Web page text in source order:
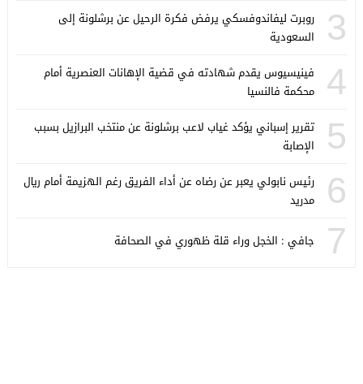
3
روبرت ليفاندوفسكي يرفض فكرة الرحيل عن برشلونة إلى
السعودية
4
فينيسيوس يقدم شهادته في قضية الإهانات العنصرية أمام
محكمة فالنسيا
5
تقرير إسباني يؤكد غياب لاعب برشلونة عن منتخب البرازيل بسبب
الإصابة
6
رئيس نابولي يعبر عن رضاه عن أداء الفريق رغم الهزيمة أمام ريال
مدريد
7 جافي : الخجل وراء قلة ظهوري في الصحافة